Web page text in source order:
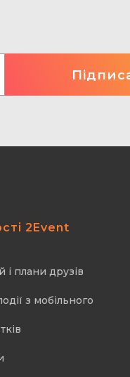
2Event
і плани друзів
з мобільного